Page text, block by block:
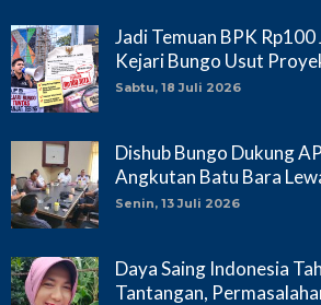
Jadi Temuan BPK
Kejari Bungo Usut
Sabtu, 18 Juli 2026
Dishub Bungo Dukung
Angkutan Batu Bara
Senin, 13 Juli 2026
Daya Saing Indonesia
Tantangan,